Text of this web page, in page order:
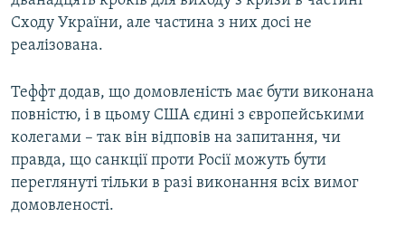
Сходу України, але частина з них досі не
реалізована.
Теффт додав, що домовленість має бути виконана
повністю, і в цьому США єдині з європейськими
колегами – так він відповів на запитання, чи
правда, що санкції проти Росії можуть бути
переглянуті тільки в разі виконання всіх вимог
домовленості.